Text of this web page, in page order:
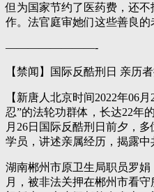
但为国家节约了医药费，还
作。法官庭审她们这些善良的
————————-
【禁闻】国际反酷刑日 亲历
【新唐人北京时间2022年06
忍”的法轮功群体，长达22年
月26日国际反酷刑日前夕，
学员，讲述亲属经历，揭露中
湖南郴州市原卫生局职员罗娟
月，被非法关押在郴州市看